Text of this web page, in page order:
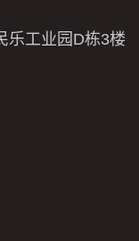
乐工业园D栋3楼